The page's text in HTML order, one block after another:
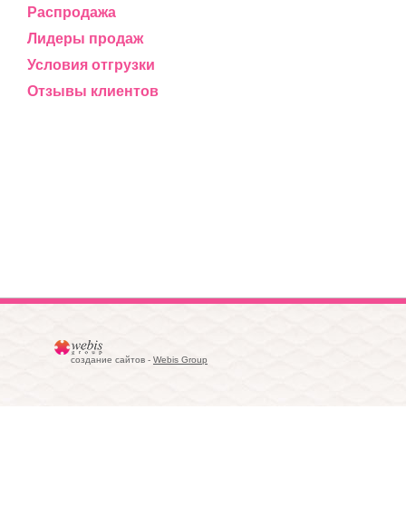
Распродажа
Лидеры продаж
Условия отгрузки
Отзывы клиентов
создание сайтов - Webis Group